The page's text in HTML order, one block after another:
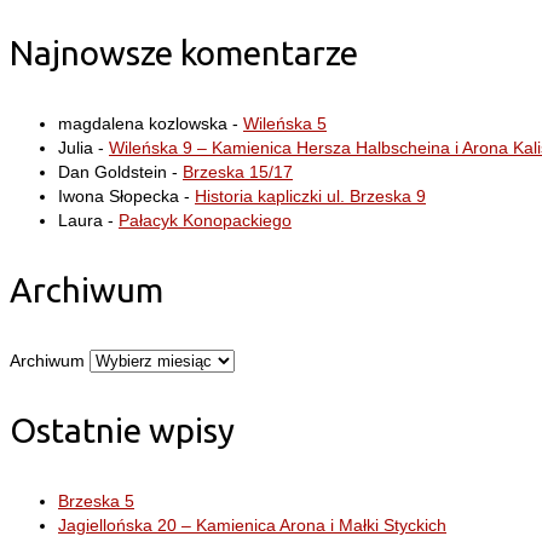
Najnowsze komentarze
magdalena kozlowska - Wileńska 5
Julia - Wileńska 9 – Kamienica Hersza Halbscheina i Arona
Dan Goldstein - Brzeska 15/17
Iwona Słopecka - Historia kapliczki ul. Brzeska 9
Laura - Pałacyk Konopackiego
Archiwum
Archiwum
Ostatnie wpisy
Brzeska 5
Jagiellońska 20 – Kamienica Arona i Małki Styckich